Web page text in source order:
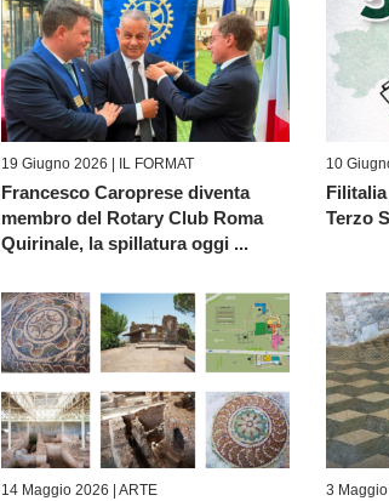
19 Giugno 2026 | IL FORMAT
Francesco Caroprese diventa
membro del Rotary Club Roma
Quirinale, la spillatura oggi ...
10
Terzo
14 Maggio 2026 | ARTE 3 Maggio